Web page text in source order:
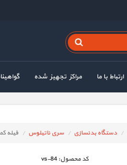
ارتباط با ما مراکز تجهیز شده
دستگاه بدنسازی سری ناتیلوس فیله
كد محصول: vs-84